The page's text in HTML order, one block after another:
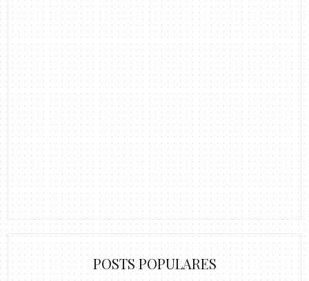
POSTS POPULARES